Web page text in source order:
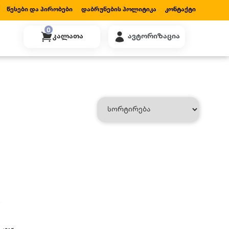
Წესები Და Პირობები Დაბრუნების Პოლიტიკა Კონტაქტი
0
Კალათა Ავტორიზაცია